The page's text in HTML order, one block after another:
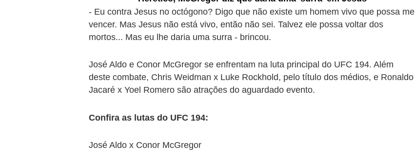
- Eu contra Jesus no octógono? Digo que não existe um homem vivo que possa me
vencer. Mas Jesus não está vivo, então não sei. Talvez ele possa voltar dos
mortos... Mas eu lhe daria uma surra - brincou.
José Aldo e Conor McGregor se enfrentam na luta principal do UFC 194. Além
deste combate, Chris Weidman x Luke Rockhold, pelo título dos médios, e Ronaldo
Jacaré x Yoel Romero são atrações do aguardado evento.
Confira as lutas do UFC 194:
José Aldo x Conor McGregor